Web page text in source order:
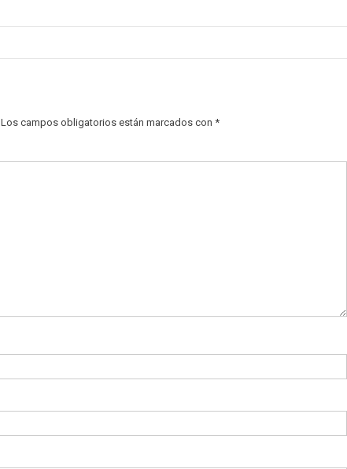
Los campos obligatorios están marcados con *